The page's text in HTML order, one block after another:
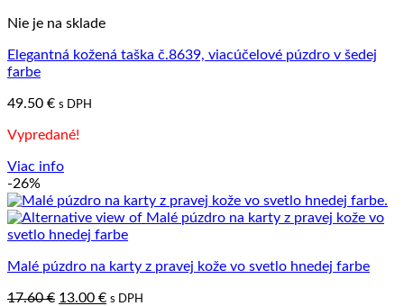
Nie je na sklade
Elegantná kožená taška č.8639, viacúčelové púzdro v šedej
farbe
49.50 € s DPH
Vypredané!
Viac info
-26%
Malé púzdro na karty z pravej kože vo svetlo hnedej farbe
17.60€ Pôvodná
13.00 €Aktuálna
s DPH